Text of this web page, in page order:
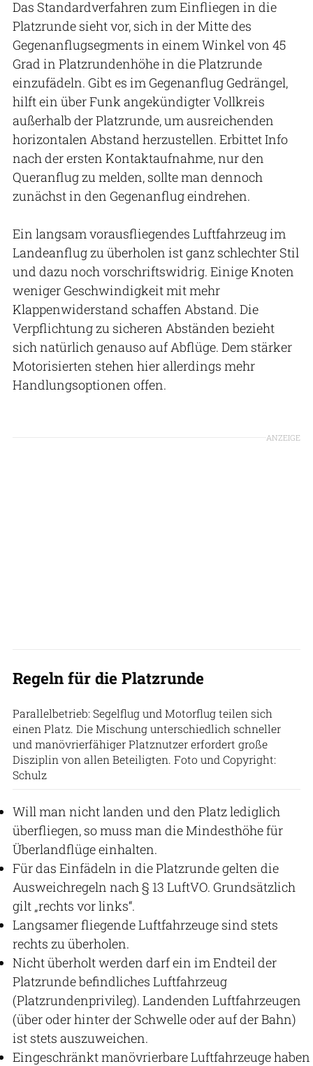
Das Standardverfahren zum Einfliegen in die
Platzrunde sieht vor, sich in der Mitte des
Gegenanflugsegments in einem Winkel von 45
Grad in Platzrundenhöhe in die Platzrunde
einzufädeln. Gibt es im Gegenanflug Gedrängel,
hilft ein über Funk angekündigter Vollkreis
außerhalb der Platzrunde, um ausreichenden
horizontalen Abstand herzustellen. Erbittet Info
nach der ersten Kontaktaufnahme, nur den
Queranflug zu melden, sollte man dennoch
zunächst in den Gegenanflug eindrehen.
Ein langsam vorausfliegendes Luftfahrzeug im
Landeanflug zu überholen ist ganz schlechter Stil
und dazu noch vorschriftswidrig. Einige Knoten
weniger Geschwindigkeit mit mehr
Klappenwiderstand schaffen Abstand. Die
Verpflichtung zu sicheren Abständen bezieht
sich natürlich genauso auf Abflüge. Dem stärker
Motorisierten stehen hier allerdings mehr
Handlungsoptionen offen.
ANZEIGE
Regeln für die Platzrunde
Parallelbetrieb: Segelflug und Motorflug teilen sich
einen Platz. Die Mischung unterschiedlich schneller
und manövrierfähiger Platznutzer erfordert große
Disziplin von allen Beteiligten. Foto und Copyright:
Schulz
Will man nicht landen und den Platz lediglich
überfliegen, so muss man die Mindesthöhe für
Überlandflüge einhalten.
Für das Einfädeln in die Platzrunde gelten die
Ausweichregeln nach § 13 LuftVO. Grundsätzlich
gilt „rechts vor links“.
Langsamer fliegende Luftfahrzeuge sind stets
rechts zu überholen.
Nicht überholt werden darf ein im Endteil der
Platzrunde befindliches Luftfahrzeug
(Platzrundenprivileg). Landenden Luftfahrzeugen
(über oder hinter der Schwelle oder auf der Bahn)
ist stets auszuweichen.
Eingeschränkt manövrierbare Luftfahrzeuge haben